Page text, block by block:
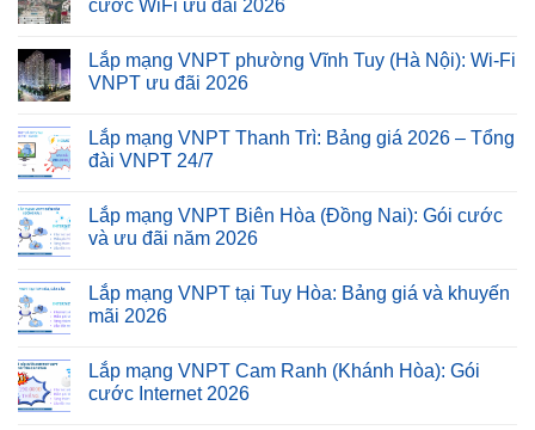
cước WiFi ưu đãi 2026
Lắp mạng VNPT phường Vĩnh Tuy (Hà Nội): Wi-Fi
VNPT ưu đãi 2026
Lắp mạng VNPT Thanh Trì: Bảng giá 2026 – Tổng
đài VNPT 24/7
Lắp mạng VNPT Biên Hòa (Đồng Nai): Gói cước
và ưu đãi năm 2026
Lắp mạng VNPT tại Tuy Hòa: Bảng giá và khuyến
mãi 2026
Lắp mạng VNPT Cam Ranh (Khánh Hòa): Gói
cước Internet 2026